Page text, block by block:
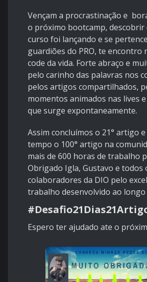
Vençam a procrastinação e
o próximo bootcamp, descobrir
curso foi lançando e se
guardiões do PRO, te encontro
code da vida. Forte abraço e
pelo carinho das palavras nos
pelos artigos compartilhados,
momentos animados nas lives
que surge expontaneamente.
Assim concluímos o 21° artigo
tempo o 100° artigo na
mais de 600 horas de trabalho
Obrigado Igla, Gustavo e todos
colaboradores da DIO pelo
trabalho desenvolvido ao longo
Espero ter ajudado ate o